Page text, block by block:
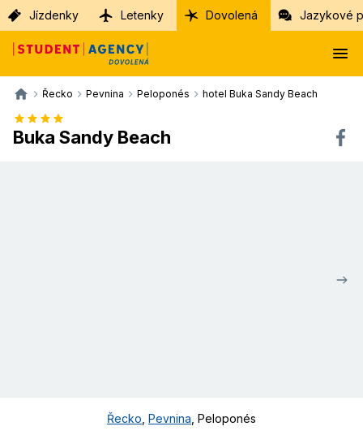
Jízdenky Letenky Dovolená Jazykové
Řecko Pevnina Peloponés hotel Buka Sandy Beach
Buka Sandy Beach
Řecko Pevnina Peloponés